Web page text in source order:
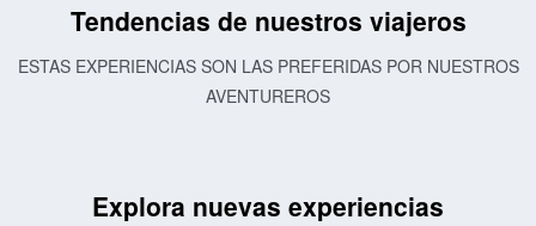
Tendencias de nuestros viajeros
ESTAS EXPERIENCIAS SON LAS PREFERIDAS POR NUESTROS
AVENTUREROS
Explora nuevas experiencias